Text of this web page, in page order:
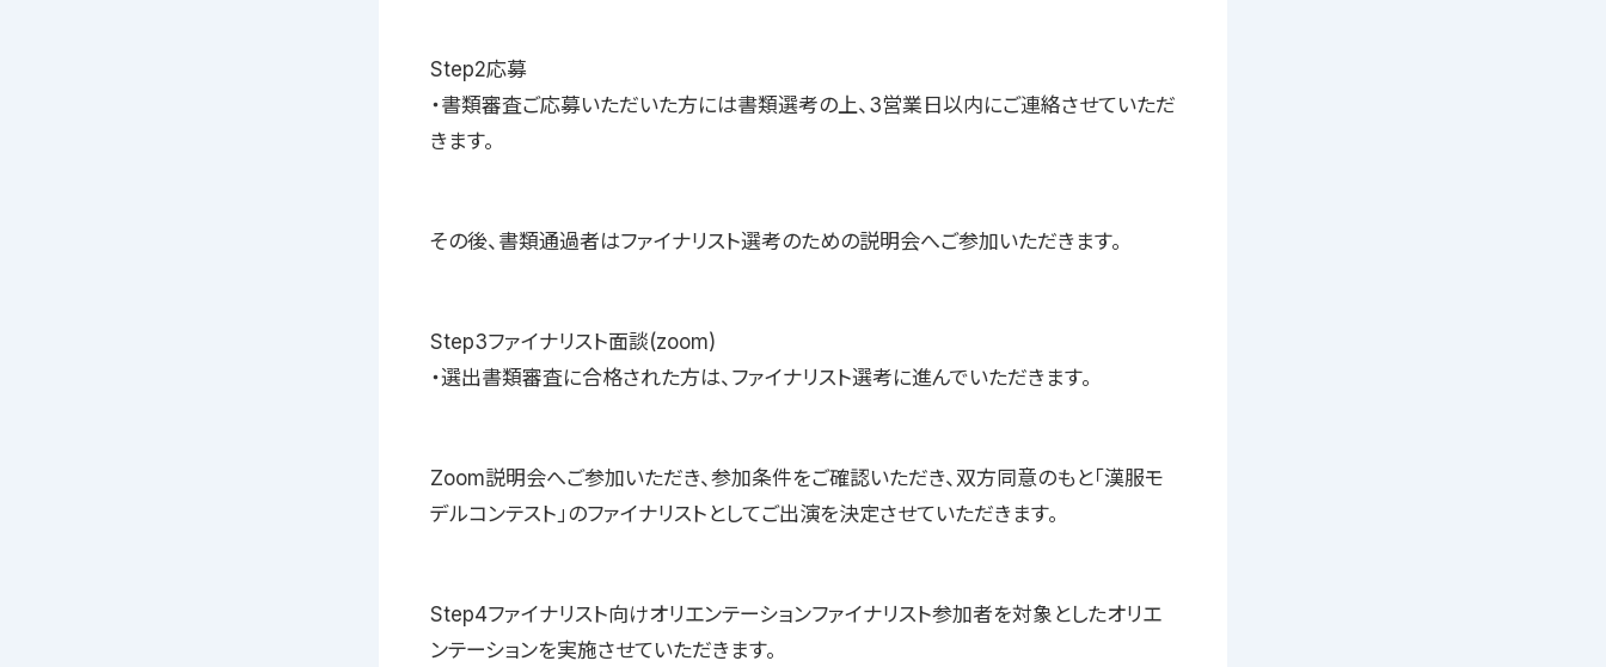
Step2応募
・書類審査ご応募いただいた方には書類選考の上、3営業日以内にご連絡させていただ
きます。
その後、書類通過者はファイナリスト選考のための説明会へご参加いただきます。
Step3ファイナリスト面談(zoom)
・選出書類審査に合格された方は、ファイナリスト選考に進んでいただきます。
Zoom説明会へご参加いただき、参加条件をご確認いただき、双方同意のもと「漢服モ
デルコンテスト」のファイナリストとしてご出演を決定させていただきます。
Step4ファイナリスト向けオリエンテーションファイナリスト参加者を対象としたオリエ
ンテーションを実施させていただきます。